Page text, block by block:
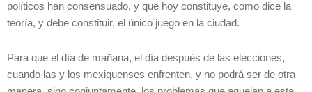
políticos han consensuado, y que hoy constituye, como dice la
teoría, y debe constituir, el único juego en la ciudad.
Para que el día de mañana, el día después de las elecciones,
cuando las y los mexiquenses enfrenten, y no podrá ser de otra